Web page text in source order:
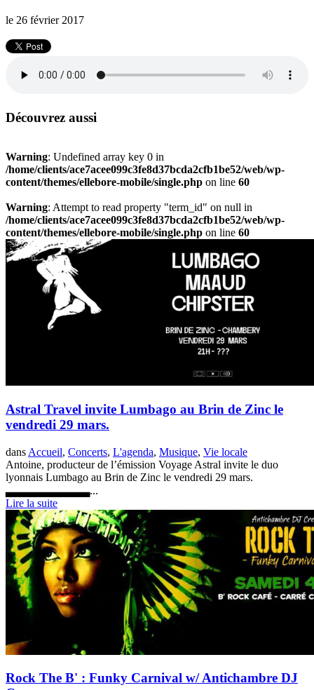
le 26 février 2017
Découvrez aussi
Warning: Undefined array key 0 in
/home/clients/ace7acee099c3fe8d37bcda2cfb1be52/web/wp-
content/themes/ellebore-mobile/single.php on line 60
Warning: Attempt to read property "term_id" on null in
/home/clients/ace7acee099c3fe8d37bcda2cfb1be52/web/wp-
content/themes/ellebore-mobile/single.php on line 60
Astral Travel invite Lumbago au Brin de Zinc le
vendredi 29 mars.
dans Accueil, Concerts, L'agenda, Musique, Vie locale
Antoine, producteur de l’émission Voyage Astral invite le duo
lyonnais Lumbago au Brin de Zinc le vendredi 29 mars.
▃▃▃▃▃▃▃▃▃▃...
Lire la suite
Rock The B' : Funky Carnival w/ Antichambre DJ